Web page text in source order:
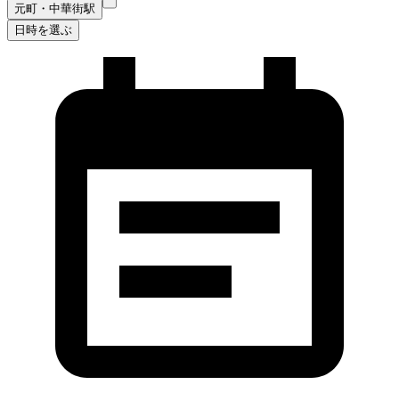
元町・中華街駅
日時を選ぶ